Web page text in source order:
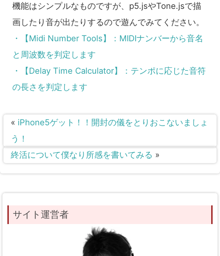
機能はシンプルなものですが、p5.jsやTone.jsで描
画したり音が出たりするので遊んでみてください。
・【Midi Number Tools】：MIDIナンバーから音名
と周波数を判定します
・【Delay Time Calculator】：テンポに応じた音符
の長さを判定します
« iPhone5ゲット！！開封の儀をとりおこないましょ
う！
終活について僕なり所感を書いてみる »
サイト運営者